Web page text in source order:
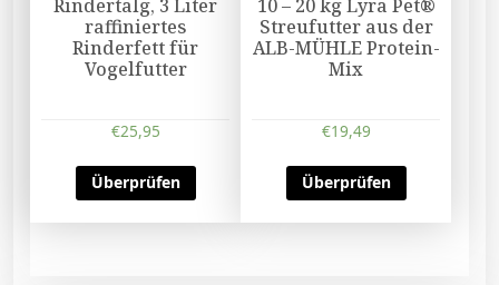
Rindertalg, 3 Liter
raffiniertes
Rinderfett für
Vogelfutter
€25,95
Überprüfen
10 – 20 kg Lyra Pet®
Streufutter aus der
ALB-MÜHLE Protein-
Mix
€19,49
Überprüfen